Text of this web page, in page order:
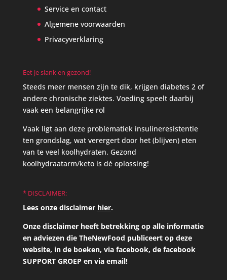
Service en contact
Algemene voorwaarden
Privacyverklaring
Eet je slank en gezond!
Steeds meer mensen zijn te dik, krijgen diabetes 2 of
andere chronische ziektes. Voeding speelt daarbij
vaak een belangrijke rol
Vaak ligt aan deze problematiek insulineresistentie
ten grondslag, wat verergert door het (blijven) eten
van te veel koolhydraten. Gezond
koolhydraatarm/keto is dé oplossing!
* DISCLAIMER:
Lees onze disclaimer hier.
Onze disclaimer heeft betrekking op alle informatie
en adviezen die TheNewFood publiceert op deze
website, in de boeken, via facebook, de facebook
SUPPORT GROEP en via email!